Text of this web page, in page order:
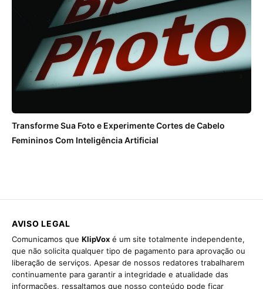
Transforme Sua Foto e Experimente Cortes de Cabelo
Femininos Com Inteligência Artificial
AVISO LEGAL
Comunicamos que KlipVox é um site totalmente independente,
que não solicita qualquer tipo de pagamento para aprovação ou
liberação de serviços. Apesar de nossos redatores trabalharem
continuamente para garantir a integridade e atualidade das
informações, ressaltamos que nosso conteúdo pode ficar